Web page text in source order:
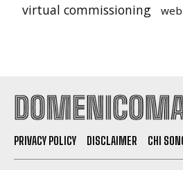
virtual commissioning
PRIVACY POLICY DISCLAIMER CHI